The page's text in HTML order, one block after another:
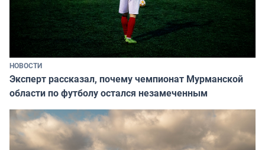
НОВОСТИ
Эксперт рассказал, почему чемпионат Мурманской
области по футболу остался незамеченным